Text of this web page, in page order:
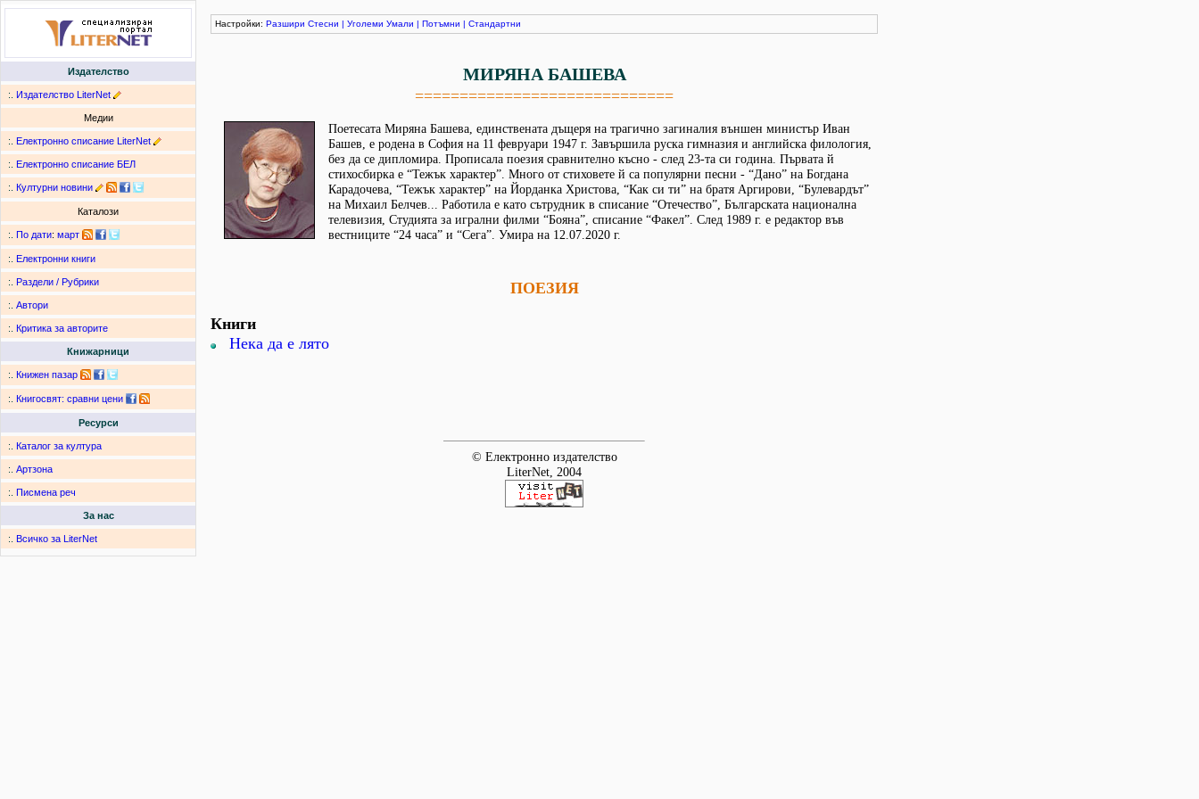
Издателство
:. Издателство LiterNet
Медии
:. Електронно списание LiterNet
:. Електронно списание БЕЛ
:. Културни новини
Каталози
:. По дати: март
:. Електронни книги
:. Раздели / Рубрики
:. Автори
:. Критика за авторите
Книжарници
:. Книжен пазар
:. Книгосвят: сравни цени
Ресурси
:. Каталог за култура
:. Артзона
:. Писмена реч
За нас
:. Всичко за LiterNet
Настройки: Разшири Стесни | Уголеми Умали | Потъмни | Стандартни
МИРЯНА БАШЕВА
=============================
Поетесата Миряна Башева, единствената дъщеря на трагично загиналия външен министър Иван
Башев, е родена в София на 11 февруари 1947 г. Завършила руска гимназия и английска филология,
без да се дипломира. Прописала поезия сравнително късно - след 23-та си година. Първата й
стихосбирка е “Тежък характер”. Много от стиховете й са популярни песни - “Дано” на Богдана
Карадочева, “Тежък характер” на Йорданка Христова, “Как си ти” на братя Аргирови, “Булевардът”
на Михаил Белчев... Работила е като сътрудник в списание “Отечество”, Българската национална
телевизия, Студията за игрални филми “Бояна”, списание “Факел”. След 1989 г. е редактор във
вестниците “24 часа” и “Сега”. Умира на 12.07.2020 г.
ПОЕЗИЯ
Книги
Нека да е лято
© Електронно издателство
LiterNet, 2004